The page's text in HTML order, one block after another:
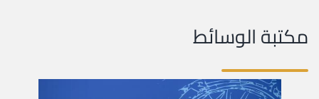
مكتبة الوسائط